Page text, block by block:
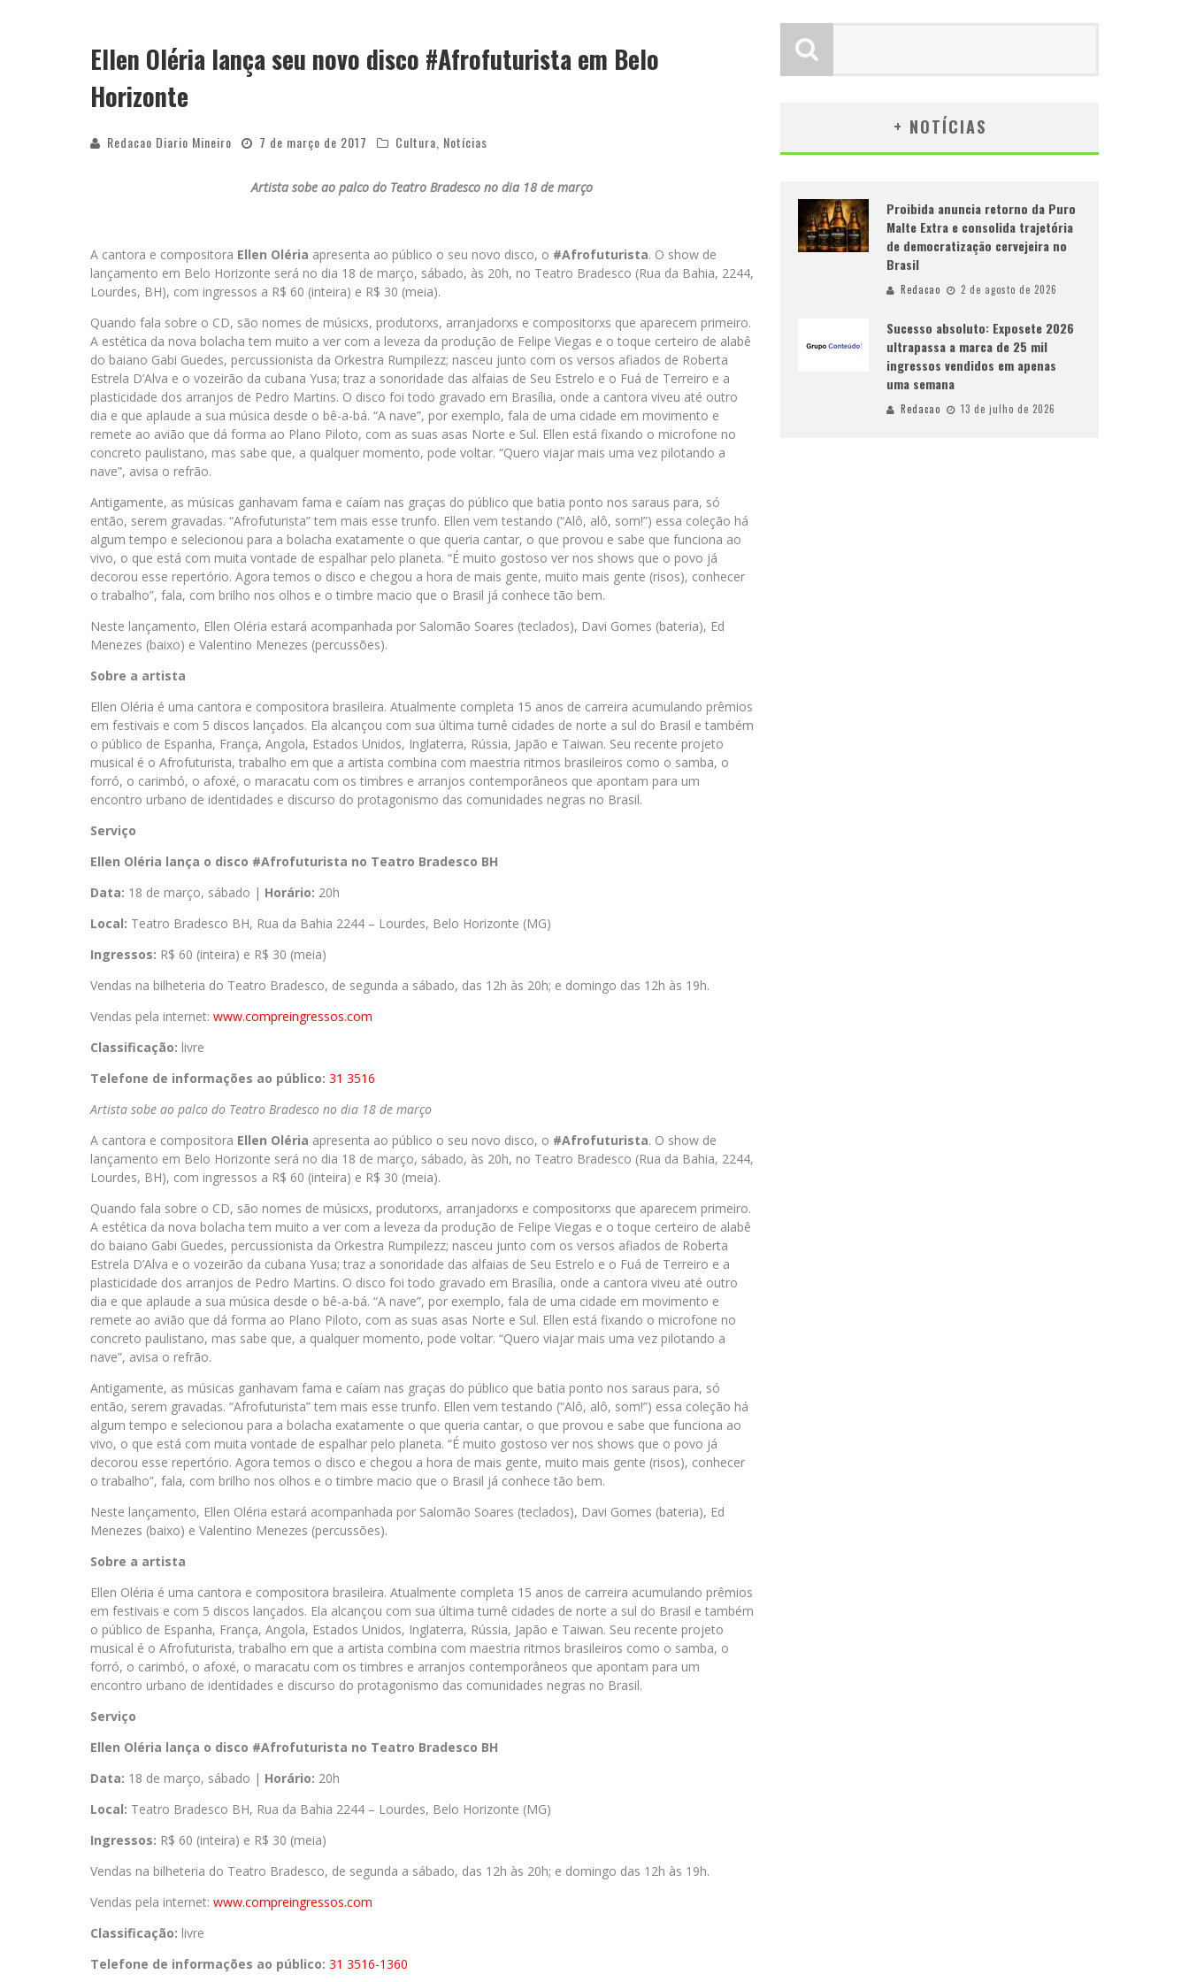
PROIBIDA ANUNCIA RETORNO DA PURO MALTE EXTRA E CONSOLIDA TRAJETÓRIA DE DEMOCRATIZAÇÃO CERVEJEIRA NO BRASIL
Ellen Oléria lança seu novo disco #Afrofuturista em Belo
Horizonte
Redacao Diario Mineiro 7 de março de 2017 Cultura Notícias
Artista sobe ao palco do Teatro Bradesco no dia 18 de março
A cantora e compositora Ellen Oléria apresenta ao público o seu novo disco, o #Afrofuturista. O show de
lançamento em Belo Horizonte será no dia 18 de março, sábado, às 20h, no Teatro Bradesco (Rua da Bahia, 2244,
Lourdes, BH), com ingressos a R$ 60 (inteira) e R$ 30 (meia).
Quando fala sobre o CD, são nomes de músicxs, produtorxs, arranjadorxs e compositorxs que aparecem primeiro.
A estética da nova bolacha tem muito a ver com a leveza da produção de Felipe Viegas e o toque certeiro de alabê
do baiano Gabi Guedes, percussionista da Orkestra Rumpilezz; nasceu junto com os versos afiados de Roberta
Estrela D’Alva e o vozeirão da cubana Yusa; traz a sonoridade das alfaias de Seu Estrelo e o Fuá de Terreiro e a
plasticidade dos arranjos de Pedro Martins. O disco foi todo gravado em Brasília, onde a cantora viveu até outro
dia e que aplaude a sua música desde o bê-a-bá. “A nave”, por exemplo, fala de uma cidade em movimento e
remete ao avião que dá forma ao Plano Piloto, com as suas asas Norte e Sul. Ellen está fixando o microfone no
concreto paulistano, mas sabe que, a qualquer momento, pode voltar. “Quero viajar mais uma vez pilotando a
nave”, avisa o refrão.
Antigamente, as músicas ganhavam fama e caíam nas graças do público que batia ponto nos saraus para, só
então, serem gravadas. “Afrofuturista” tem mais esse trunfo. Ellen vem testando (“Alô, alô, som!”) essa coleção há
algum tempo e selecionou para a bolacha exatamente o que queria cantar, o que provou e sabe que funciona ao
vivo, o que está com muita vontade de espalhar pelo planeta. “É muito gostoso ver nos shows que o povo já
decorou esse repertório. Agora temos o disco e chegou a hora de mais gente, muito mais gente (risos), conhecer
o trabalho”, fala, com brilho nos olhos e o timbre macio que o Brasil já conhece tão bem.
Neste lançamento, Ellen Oléria estará acompanhada por Salomão Soares (teclados), Davi Gomes (bateria), Ed
Menezes (baixo) e Valentino Menezes (percussões).
Sobre a artista
Ellen Oléria é uma cantora e compositora brasileira. Atualmente completa 15 anos de carreira acumulando prêmios
em festivais e com 5 discos lançados. Ela alcançou com sua última turnê cidades de norte a sul do Brasil e também
o público de Espanha, França, Angola, Estados Unidos, Inglaterra, Rússia, Japão e Taiwan. Seu recente projeto
musical é o Afrofuturista, trabalho em que a artista combina com maestria ritmos brasileiros como o samba, o
forró, o carimbó, o afoxé, o maracatu com os timbres e arranjos contemporâneos que apontam para um
encontro urbano de identidades e discurso do protagonismo das comunidades negras no Brasil.
Serviço
Ellen Oléria lança o disco #Afrofuturista no Teatro Bradesco BH
Data: 18 de março, sábado | Horário: 20h
Local: Teatro Bradesco BH, Rua da Bahia 2244 – Lourdes, Belo Horizonte (MG)
Ingressos: R$ 60 (inteira) e R$ 30 (meia)
Vendas na bilheteria do Teatro Bradesco, de segunda a sábado, das 12h às 20h; e domingo das 12h às 19h.
Vendas pela internet: www.compreingressos.com
Classificação: livre
Telefone de informações ao público: 31 3516
Artista sobe ao palco do Teatro Bradesco no dia 18 de março
A cantora e compositora Ellen Oléria apresenta ao público o seu novo disco, o #Afrofuturista. O show de
lançamento em Belo Horizonte será no dia 18 de março, sábado, às 20h, no Teatro Bradesco (Rua da Bahia, 2244,
Lourdes, BH), com ingressos a R$ 60 (inteira) e R$ 30 (meia).
Quando fala sobre o CD, são nomes de músicxs, produtorxs, arranjadorxs e compositorxs que aparecem primeiro.
A estética da nova bolacha tem muito a ver com a leveza da produção de Felipe Viegas e o toque certeiro de alabê
do baiano Gabi Guedes, percussionista da Orkestra Rumpilezz; nasceu junto com os versos afiados de Roberta
Estrela D’Alva e o vozeirão da cubana Yusa; traz a sonoridade das alfaias de Seu Estrelo e o Fuá de Terreiro e a
plasticidade dos arranjos de Pedro Martins. O disco foi todo gravado em Brasília, onde a cantora viveu até outro
dia e que aplaude a sua música desde o bê-a-bá. “A nave”, por exemplo, fala de uma cidade em movimento e
remete ao avião que dá forma ao Plano Piloto, com as suas asas Norte e Sul. Ellen está fixando o microfone no
concreto paulistano, mas sabe que, a qualquer momento, pode voltar. “Quero viajar mais uma vez pilotando a
nave”, avisa o refrão.
Antigamente, as músicas ganhavam fama e caíam nas graças do público que batia ponto nos saraus para, só
então, serem gravadas. “Afrofuturista” tem mais esse trunfo. Ellen vem testando (“Alô, alô, som!”) essa coleção há
algum tempo e selecionou para a bolacha exatamente o que queria cantar, o que provou e sabe que funciona ao
vivo, o que está com muita vontade de espalhar pelo planeta. “É muito gostoso ver nos shows que o povo já
decorou esse repertório. Agora temos o disco e chegou a hora de mais gente, muito mais gente (risos), conhecer
o trabalho”, fala, com brilho nos olhos e o timbre macio que o Brasil já conhece tão bem.
Neste lançamento, Ellen Oléria estará acompanhada por Salomão Soares (teclados), Davi Gomes (bateria), Ed
Menezes (baixo) e Valentino Menezes (percussões).
Sobre a artista
Ellen Oléria é uma cantora e compositora brasileira. Atualmente completa 15 anos de carreira acumulando prêmios
em festivais e com 5 discos lançados. Ela alcançou com sua última turnê cidades de norte a sul do Brasil e também
o público de Espanha, França, Angola, Estados Unidos, Inglaterra, Rússia, Japão e Taiwan. Seu recente projeto
musical é o Afrofuturista, trabalho em que a artista combina com maestria ritmos brasileiros como o samba, o
forró, o carimbó, o afoxé, o maracatu com os timbres e arranjos contemporâneos que apontam para um
encontro urbano de identidades e discurso do protagonismo das comunidades negras no Brasil.
Serviço
Ellen Oléria lança o disco #Afrofuturista no Teatro Bradesco BH
Data: 18 de março, sábado | Horário: 20h
Local: Teatro Bradesco BH, Rua da Bahia 2244 – Lourdes, Belo Horizonte (MG)
Ingressos: R$ 60 (inteira) e R$ 30 (meia)
Vendas na bilheteria do Teatro Bradesco, de segunda a sábado, das 12h às 20h; e domingo das 12h às 19h.
Vendas pela internet: www.compreingressos.com
Classificação: livre
Telefone de informações ao público: 31 3516-1360
+ NOTÍCIAS
Proibida anuncia retorno da Puro
Malte Extra e consolida trajetória
de democratização cervejeira no
Brasil
Redacao 2 de agosto de 2026
Sucesso absoluto: Exposete 2026
ultrapassa a marca de 25 mil
ingressos vendidos em apenas
uma semana
Redacao 13 de julho de 2026